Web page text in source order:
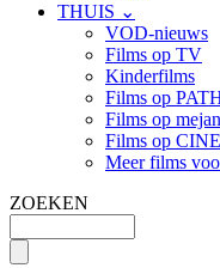
THUIS ⌄
VOD-nieuws
Films op TV
Kinderfilms
Films op
Films op
Films op
Meer films
ZOEKEN